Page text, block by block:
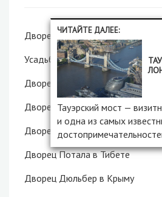
Дворец Хэмптон-Корт в Лондоне
Усадьба Рукавишниковых в
Дворец Харакс в Крыму
Дворец Румянцевых-
Дворец Пусловских в
Дворец Потала в Тибете
Дворец Дюльбер в Крыму
ЧИТАЙТЕ ДАЛЕЕ:
Тауэрский мост —
и одна из самых